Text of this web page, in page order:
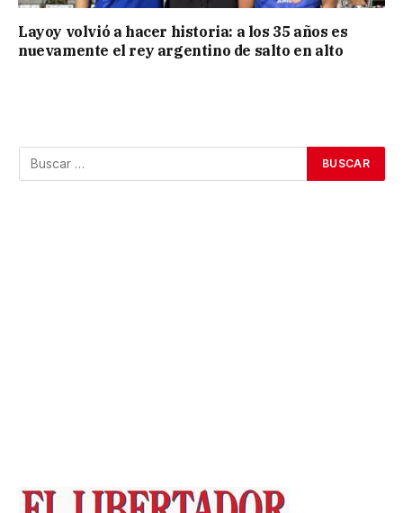
Layoy volvió a hacer historia: a los 35 años es
nuevamente el rey argentino de salto en alto